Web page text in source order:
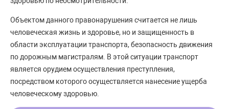
Объектом данного правонарушения считается не лишь
человеческая жизнь и здоровье, но и защищенность в
области эксплуатации транспорта, безопасность движения
по дорожным магистралям. В этой ситуации транспорт
является орудием осуществления преступления,
посредством которого осуществляется нанесение ущерба
человеческому здоровью.